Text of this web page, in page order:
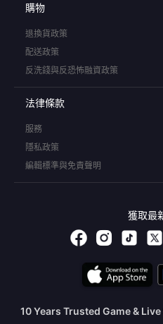
購物
退換貨政策
配送政策
反洗錢與反恐怖融資政策
法律條款
服務
隱私政策
編輯標準與免責聲明
獲取最
10 Years Trusted Game &